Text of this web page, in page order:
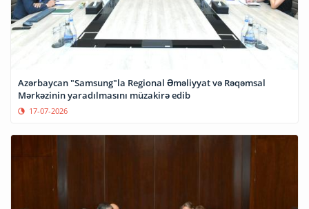
Azərbaycan "Samsung"la Regional Əməliyyat və Rəqəmsal
Mərkəzinin yaradılmasını müzakirə edib
17-07-2026